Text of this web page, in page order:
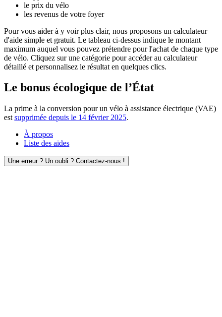
le prix du vélo
les revenus de votre foyer
Pour vous aider à y voir plus clair, nous proposons un calculateur
d'aide simple et gratuit. Le tableau ci-dessus indique le montant
maximum auquel vous pouvez prétendre pour l'achat de chaque type
de vélo. Cliquez sur une catégorie pour accéder au calculateur
détaillé et personnalisez le résultat en quelques clics.
Le bonus écologique de l’État
La prime à la conversion pour un vélo à assistance électrique (VAE)
est supprimée depuis le 14 février 2025.
À propos
Liste des aides
Une erreur ? Un oubli ? Contactez-nous !